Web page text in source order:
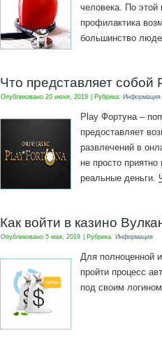
человека. По этой
профилактика
большинство
Что представляет собой
Опубликовано 20 июня, 2019 Рубрика: Информация
Play Фортуна –
предоставляет
развлечений в
не просто
реальные деньги.
Как войти в казино
Опубликовано 5 мая, 2019 Рубрика: Информация
Для полноценной
пройти процесс
под своим